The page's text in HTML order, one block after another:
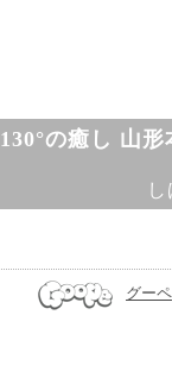
130°の癒し 山
グーペ